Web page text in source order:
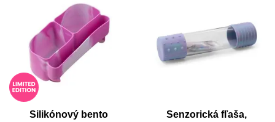
Silikónový bento
Senzorická fľaša,